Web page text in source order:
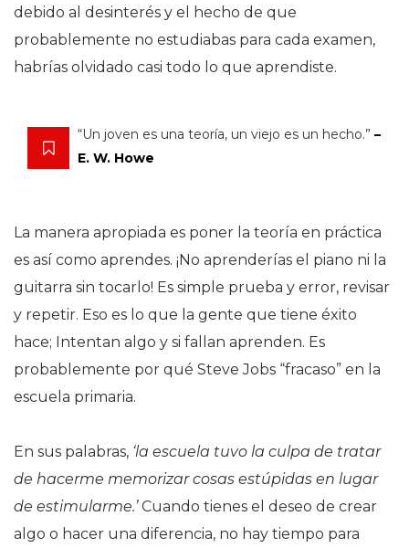
debido al desinterés y el hecho de que
probablemente no estudiabas para cada examen,
habrías olvidado casi todo lo que aprendiste.
“Un joven es una teoría, un viejo es un hecho.” –
E. W. Howe
La manera apropiada es poner la teoría en práctica
es así como aprendes. ¡No aprenderías el piano ni la
guitarra sin tocarlo! Es simple prueba y error, revisar
y repetir. Eso es lo que la gente que tiene éxito
hace; Intentan algo y si fallan aprenden. Es
probablemente por qué Steve Jobs “fracaso” en la
escuela primaria.
En sus palabras, ‘la escuela tuvo la culpa de tratar
de hacerme memorizar cosas estúpidas en lugar
de estimularme.’Cuando tienes el deseo de crear
algo o hacer una diferencia, no hay tiempo para